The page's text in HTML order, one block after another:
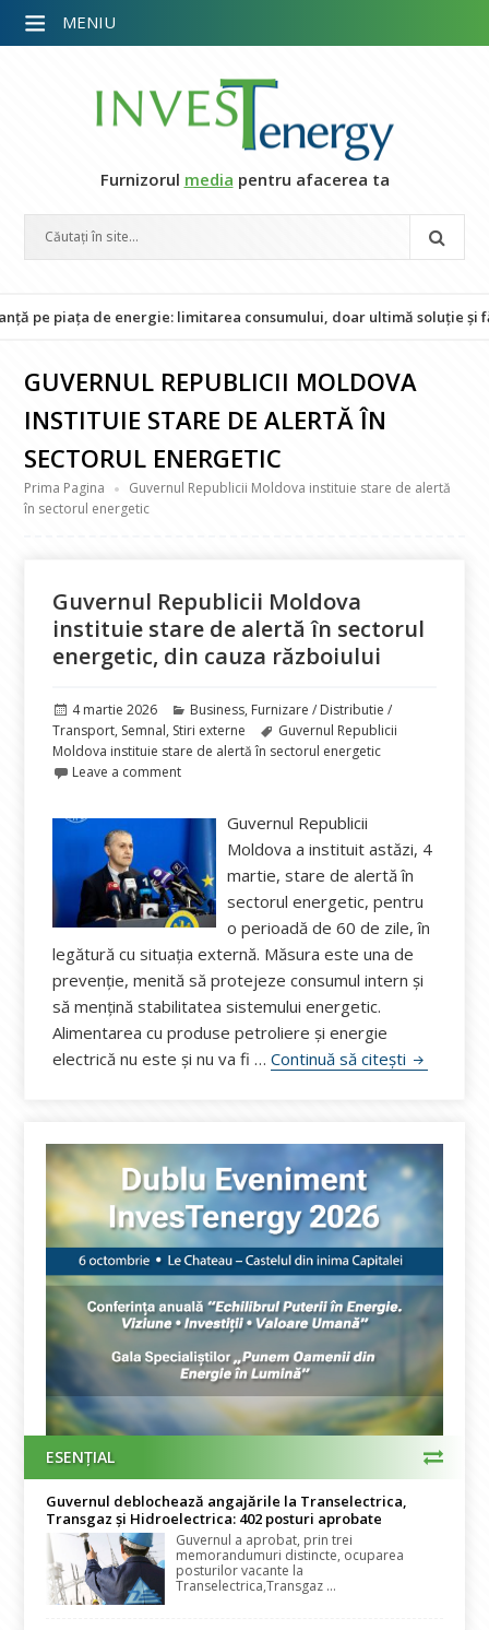
Furnizorul media pentru afacerea ta
de energie: limitarea consumului, doar ultimă soluție și fără
GUVERNUL REPUBLICII MOLDOVA
INSTITUIE STARE DE ALERTĂ ÎN
SECTORUL ENERGETIC
Prima Pagina
Guvernul Republicii Moldova instituie stare de alertă
în sectorul energetic
Guvernul Republicii Moldova
instituie stare de alertă în sectorul
energetic, din cauza războiului
Publicat
pe
4 martie 2026 Categorii
Business, Furnizare / Distributie /
Transport, Semnal, Stiri externe Etichete
Guvernul Republicii
Moldova instituie stare de alertă în sectorul energetic
Leave a comment
Guvernul Republicii
Moldova a instituit astăzi, 4
martie, stare de alertă în
sectorul energetic, pentru
o perioadă de 60 de zile, în
legătură cu situația externă. Măsura este una de
prevenție, menită să protejeze consumul intern și
să mențină stabilitatea sistemului energetic.
Alimentarea cu produse petroliere și energie
electrică nu este și nu va fi …Continuă să citești Guvernul
ESENȚIAL
Guvernul deblochează angajările la Transelectrica,
Transgaz și Hidroelectrica: 402 posturi aprobate
Guvernul a aprobat, prin trei
memorandumuri distincte, ocuparea
posturilor vacante la
Transelectrica,Transgaz ...
MENIU